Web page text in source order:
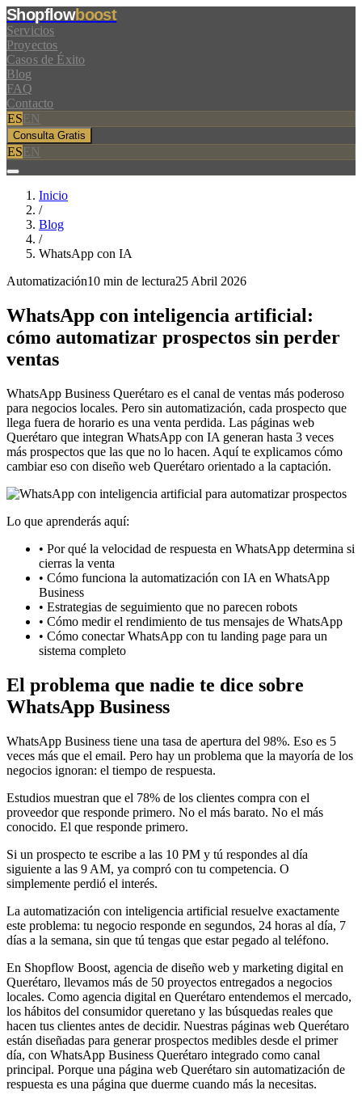
Shopflowboost
Servicios
Proyectos
Casos de Éxito
Blog
FAQ
Contacto
ESEN
Consulta Gratis
ESEN
Inicio
/
Blog
/
WhatsApp con IA
Automatización10 min de lectura25 Abril 2026
WhatsApp con inteligencia artificial:
cómo automatizar prospectos sin perder
ventas
WhatsApp Business Querétaro es el canal de ventas más poderoso
para negocios locales. Pero sin automatización, cada prospecto que
llega fuera de horario es una venta perdida. Las páginas web
Querétaro que integran WhatsApp con IA generan hasta 3 veces
más prospectos que las que no lo hacen. Aquí te explicamos cómo
cambiar eso con diseño web Querétaro orientado a la captación.
Lo que aprenderás aquí:
• Por qué la velocidad de respuesta en WhatsApp determina si
cierras la venta
• Cómo funciona la automatización con IA en WhatsApp
Business
• Estrategias de seguimiento que no parecen robots
• Cómo medir el rendimiento de tus mensajes de WhatsApp
• Cómo conectar WhatsApp con tu landing page para un
sistema completo
El problema que nadie te dice sobre
WhatsApp Business
WhatsApp Business tiene una tasa de apertura del 98%. Eso es 5
veces más que el email. Pero hay un problema que la mayoría de los
negocios ignoran: el tiempo de respuesta.
Estudios muestran que el 78% de los clientes compra con el
proveedor que responde primero. No el más barato. No el más
conocido. El que responde primero.
Si un prospecto te escribe a las 10 PM y tú respondes al día
siguiente a las 9 AM, ya compró con tu competencia. O
simplemente perdió el interés.
La automatización con inteligencia artificial resuelve exactamente
este problema: tu negocio responde en segundos, 24 horas al día, 7
días a la semana, sin que tú tengas que estar pegado al teléfono.
En Shopflow Boost, agencia de diseño web y marketing digital en
Querétaro, llevamos más de 50 proyectos entregados a negocios
locales. Como agencia digital en Querétaro entendemos el mercado,
los hábitos del consumidor queretano y las búsquedas reales que
hacen tus clientes antes de decidir. Nuestras páginas web Querétaro
están diseñadas para generar prospectos medibles desde el primer
día, con WhatsApp Business Querétaro integrado como canal
principal. Porque una página web Querétaro sin automatización de
respuesta es una página que duerme cuando más la necesitas.